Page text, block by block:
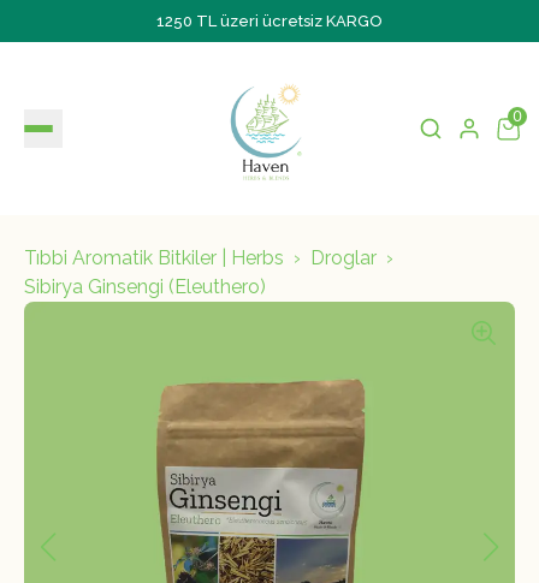
1250 TL üzeri ücretsiz KARGO
0
Tıbbi Aromatik Bitkiler | Herbs
Droglar
Sibirya Ginsengi (Eleuthero)